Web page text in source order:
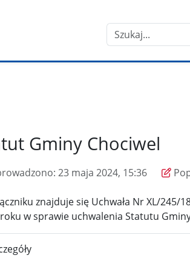
Szukaj
Gminy Chociwel
23 maja 2024, 15:36
znajduje się Uchwała Nr XL/
w sprawie uchwalenia Statutu